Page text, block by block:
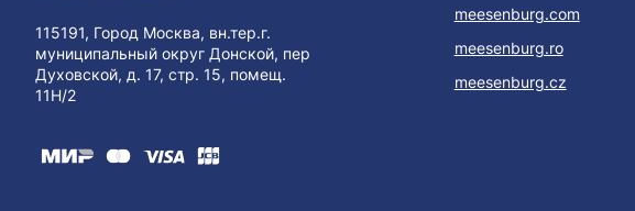
115191, Город Москва, вн.тер.г.
муниципальный округ Донской, пер
Духовской, д. 17, стр. 15, помещ.
11Н/2
meesenburg.com
meesenburg.ro
meesenburg.cz